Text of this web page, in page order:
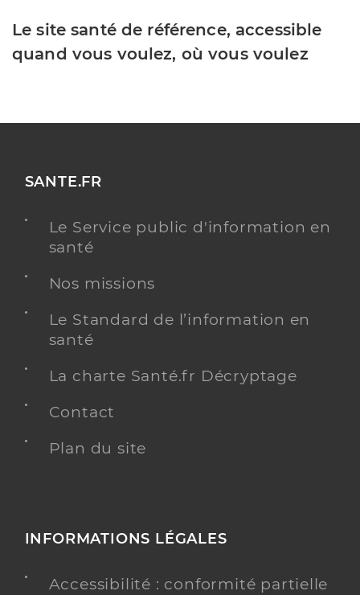
Le site santé de référence, accessible
quand vous voulez, où vous voulez
SANTE.FR
Le Service public d'information en
santé
Nos missions
Le Standard de l’information en
santé
La charte Santé.fr Décryptage
Contact
Plan du site
INFORMATIONS LÉGALES
Accessibilité : conformité partielle